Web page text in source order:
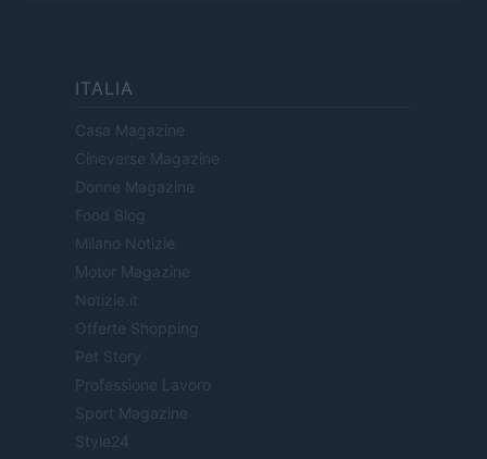
ITALIA
Casa Magazine
Cineverse Magazine
Donne Magazine
Food Blog
Milano Notizie
Motor Magazine
Notizie.it
Offerte Shopping
Pet Story
Professione Lavoro
Sport Magazine
Style24